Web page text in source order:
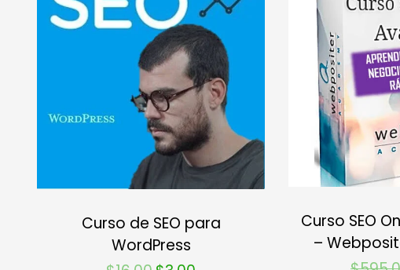
Curso de SEO para
WordPress
Curso SEO
–